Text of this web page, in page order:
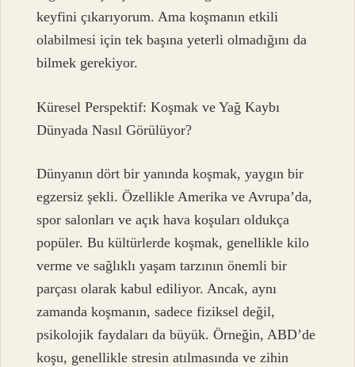
keyfini çıkarıyorum. Ama koşmanın etkili
olabilmesi için tek başına yeterli olmadığını da
bilmek gerekiyor.
Küresel Perspektif: Koşmak ve Yağ Kaybı
Dünyada Nasıl Görülüyor?
Dünyanın dört bir yanında koşmak, yaygın bir
egzersiz şekli. Özellikle Amerika ve Avrupa’da,
spor salonları ve açık hava koşuları oldukça
popüler. Bu kültürlerde koşmak, genellikle kilo
verme ve sağlıklı yaşam tarzının önemli bir
parçası olarak kabul ediliyor. Ancak, aynı
zamanda koşmanın, sadece fiziksel değil,
psikolojik faydaları da büyük. Örneğin, ABD’de
koşu, genellikle stresin atılmasında ve zihin